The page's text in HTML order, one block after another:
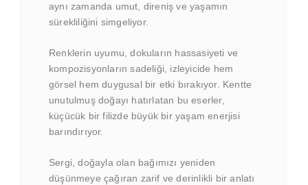
aynı zamanda umut, direniş ve yaşamın
sürekliliğini simgeliyor.
Renklerin uyumu, dokuların hassasiyeti ve
kompozisyonların sadeliği, izleyicide hem
görsel hem duygusal bir etki bırakıyor. Kentte
unutulmuş doğayı hatırlatan bu eserler,
küçücük bir filizde büyük bir yaşam enerjisi
barındırıyor.
Sergi, doğayla olan bağımızı yeniden
düşünmeye çağıran zarif ve derinlikli bir anlatı